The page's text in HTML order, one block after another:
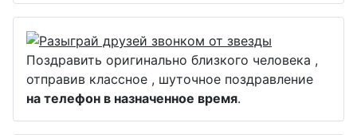
Поздравить оригинально близкого человека ,
отправив классное , шуточное поздравление
на телефон в назначенное время.